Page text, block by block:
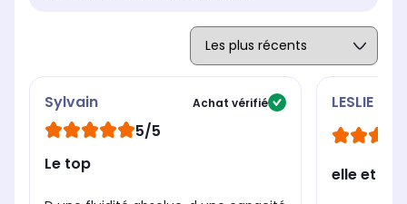
Sylvain Achat vérifié
5/5
Le top
LESLIE
elle et